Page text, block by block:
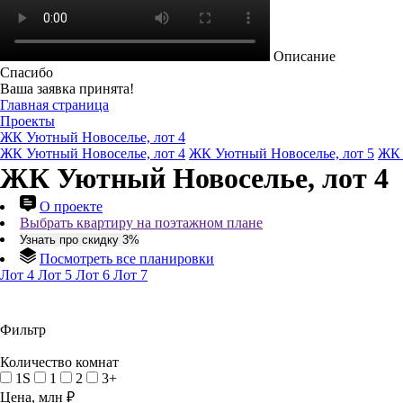
Описание
Спасибо
Ваша заявка принята!
Главная страница
Проекты
ЖК Уютный Новоселье, лот 4
ЖК Уютный Новоселье, лот 4 ЖК Уютный Новоселье, лот 5 ЖК
ЖК Уютный Новоселье, лот 4
О проекте
Выбрать квартиру на поэтажном плане
Узнать про скидку 3%
Посмотреть все планировки
Лот 4 Лот 5 Лот 6 Лот 7
Фильтр
Количество комнат
1S
1 2
3+
Цена, млн ₽